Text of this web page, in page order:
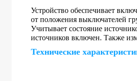
Устройство обеспечивает
от положения выключателей
Учитывает состояние
источников включен. Также
Технические